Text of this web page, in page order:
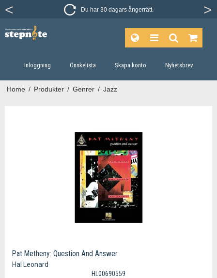
Du har 30 dagars ångerrätt.
Inloggning Önskelista Skapa konto Nyhetsbrev
Home / Produkter / Genrer / Jazz
Pat Metheny: Question And Answer
Hal Leonard
HL00690559